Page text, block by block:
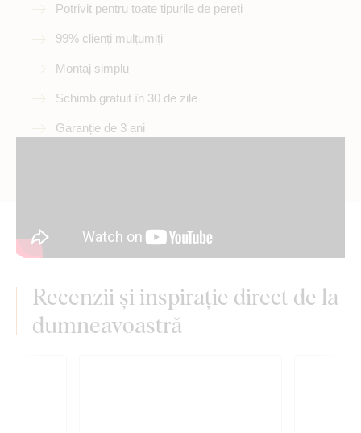
Potrivit pentru toate tipurile de pereți
99% clienți mulțumiți
Montaj simplu
Schimb gratuit în 30 de zile
Garanție de 3 ani
Recenzii și inspirație direct de la
dumneavoastră